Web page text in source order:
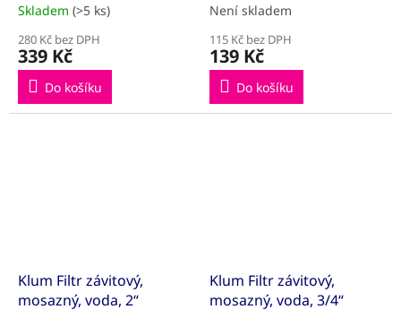
Skladem (>5 ks)
280 Kč bez DPH
339 Kč
Do košíku
Není skladem
115 Kč bez DPH
139 Kč
Do košíku
Klum Filtr závitový,
mosazný, voda, 2“
Klum Filtr závitový,
mosazný, voda, 3/4“